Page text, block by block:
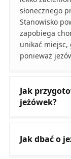
słonecznego
Stanowisko
zapobiega
unikać miejsc,
ponieważ
Jak
jeżówek?
Jak dbać o